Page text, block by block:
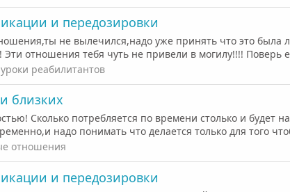
и передозировки
не вылечился,надо уже принять что это
отношения тебя чуть не привели в могилу!!!!
реабилитантов
близких
Сколько потребляется по времени столько и будет
надо понимать что делается только для того
отношения
и передозировки